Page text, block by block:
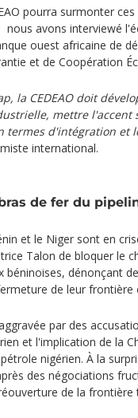
pourra surmonter
nous avons interviewé
ouest africaine de
et de Coopération
la CEDEAO doit
mettre l'accent
termes d'intégration et
international.
de fer du
et le Niger sont en
Talon de bloquer le
béninoises, dénonçant
de leur frontière
par des
et l'implication de la
nigérien. À la
des négociations
de la